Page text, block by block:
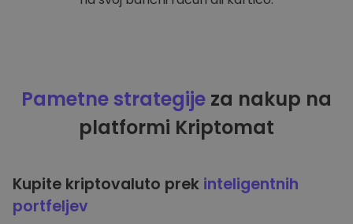
Pametne strategije za nakup na
platformi Kriptomat
Kupite kriptovaluto prek inteligentnih
portfeljev